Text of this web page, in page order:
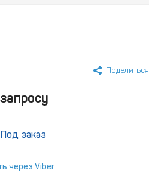
Поделиться
Под заказ
через Viber